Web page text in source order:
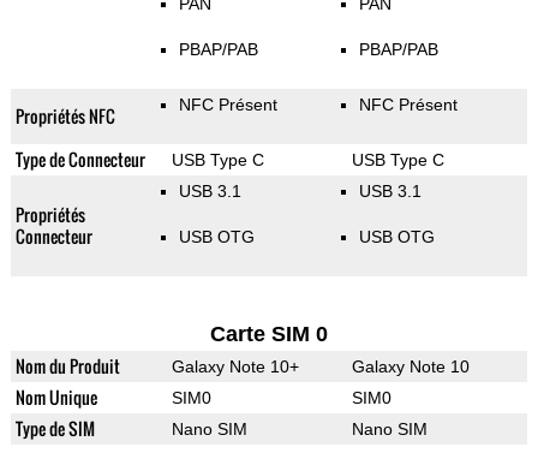
PBAP/PAB PBAP/PAB
Propriétés NFC NFC Présent NFC Présent
Type de Connecteur USB Type C USB Type C
Propriétés
Connecteur
USB 3.1
USB OTG
USB 3.1
USB OTG
Carte SIM 0
Nom du Produit Galaxy Note 10+ Galaxy Note 10
Nom Unique SIM0 SIM0
Type de SIM Nano SIM Nano SIM